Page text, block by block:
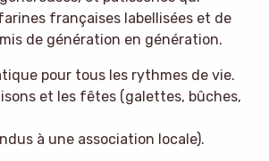
françaises labellisées et de
de génération en génération.
pour tous les rythmes de vie.
et les fêtes (galettes, bûches,
à une association locale).